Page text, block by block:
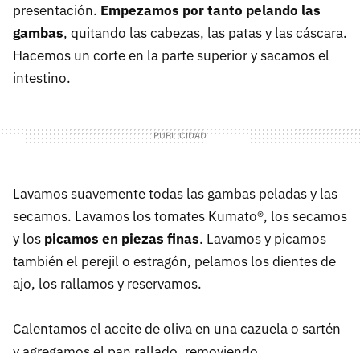
presentación. Empezamos por tanto pelando las
gambas, quitando las cabezas, las patas y las cáscara.
Hacemos un corte en la parte superior y sacamos el
intestino.
Lavamos suavemente todas las gambas peladas y las
secamos. Lavamos los tomates Kumato®, los secamos
y los picamos en piezas finas. Lavamos y picamos
también el perejil o estragón, pelamos los dientes de
ajo, los rallamos y reservamos.
Calentamos el aceite de oliva en una cazuela o sartén